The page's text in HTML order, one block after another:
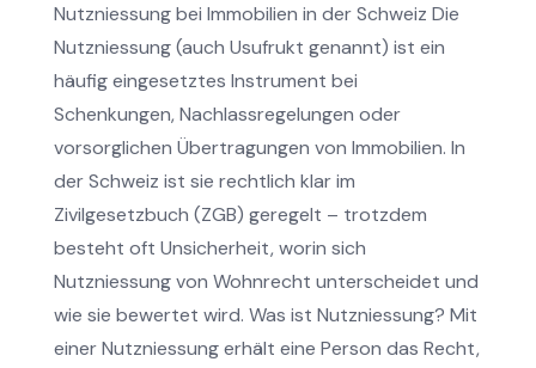
Nutzniessung bei Immobilien in der Schweiz Die
Nutzniessung (auch Usufrukt genannt) ist ein
häufig eingesetztes Instrument bei
Schenkungen, Nachlassregelungen oder
vorsorglichen Übertragungen von Immobilien. In
der Schweiz ist sie rechtlich klar im
Zivilgesetzbuch (ZGB) geregelt – trotzdem
besteht oft Unsicherheit, worin sich
Nutzniessung von Wohnrecht unterscheidet und
wie sie bewertet wird. Was ist Nutzniessung? Mit
einer Nutzniessung erhält eine Person das Recht,